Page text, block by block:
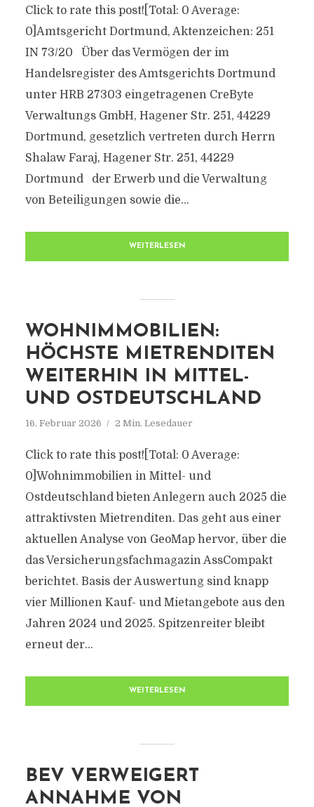
Click to rate this post![Total: 0 Average:
0]Amtsgericht Dortmund, Aktenzeichen: 251
IN 73/20 Über das Vermögen der im
Handelsregister des Amtsgerichts Dortmund
unter HRB 27303 eingetragenen CreByte
Verwaltungs GmbH, Hagener Str. 251, 44229
Dortmund, gesetzlich vertreten durch Herrn
Shalaw Faraj, Hagener Str. 251, 44229
Dortmund der Erwerb und die Verwaltung
von Beteiligungen sowie die...
WEITERLESEN
WOHNIMMOBILIEN:
HÖCHSTE MIETRENDITEN
WEITERHIN IN MITTEL-
UND OSTDEUTSCHLAND
16. Februar 2026 2 Min. Lesedauer
Click to rate this post![Total: 0 Average:
0]Wohnimmobilien in Mittel- und
Ostdeutschland bieten Anlegern auch 2025 die
attraktivsten Mietrenditen. Das geht aus einer
aktuellen Analyse von GeoMap hervor, über die
das Versicherungsfachmagazin AssCompakt
berichtet. Basis der Auswertung sind knapp
vier Millionen Kauf- und Mietangebote aus den
Jahren 2024 und 2025. Spitzenreiter bleibt
erneut der...
WEITERLESEN
BEV VERWEIGERT
ANNAHME VON